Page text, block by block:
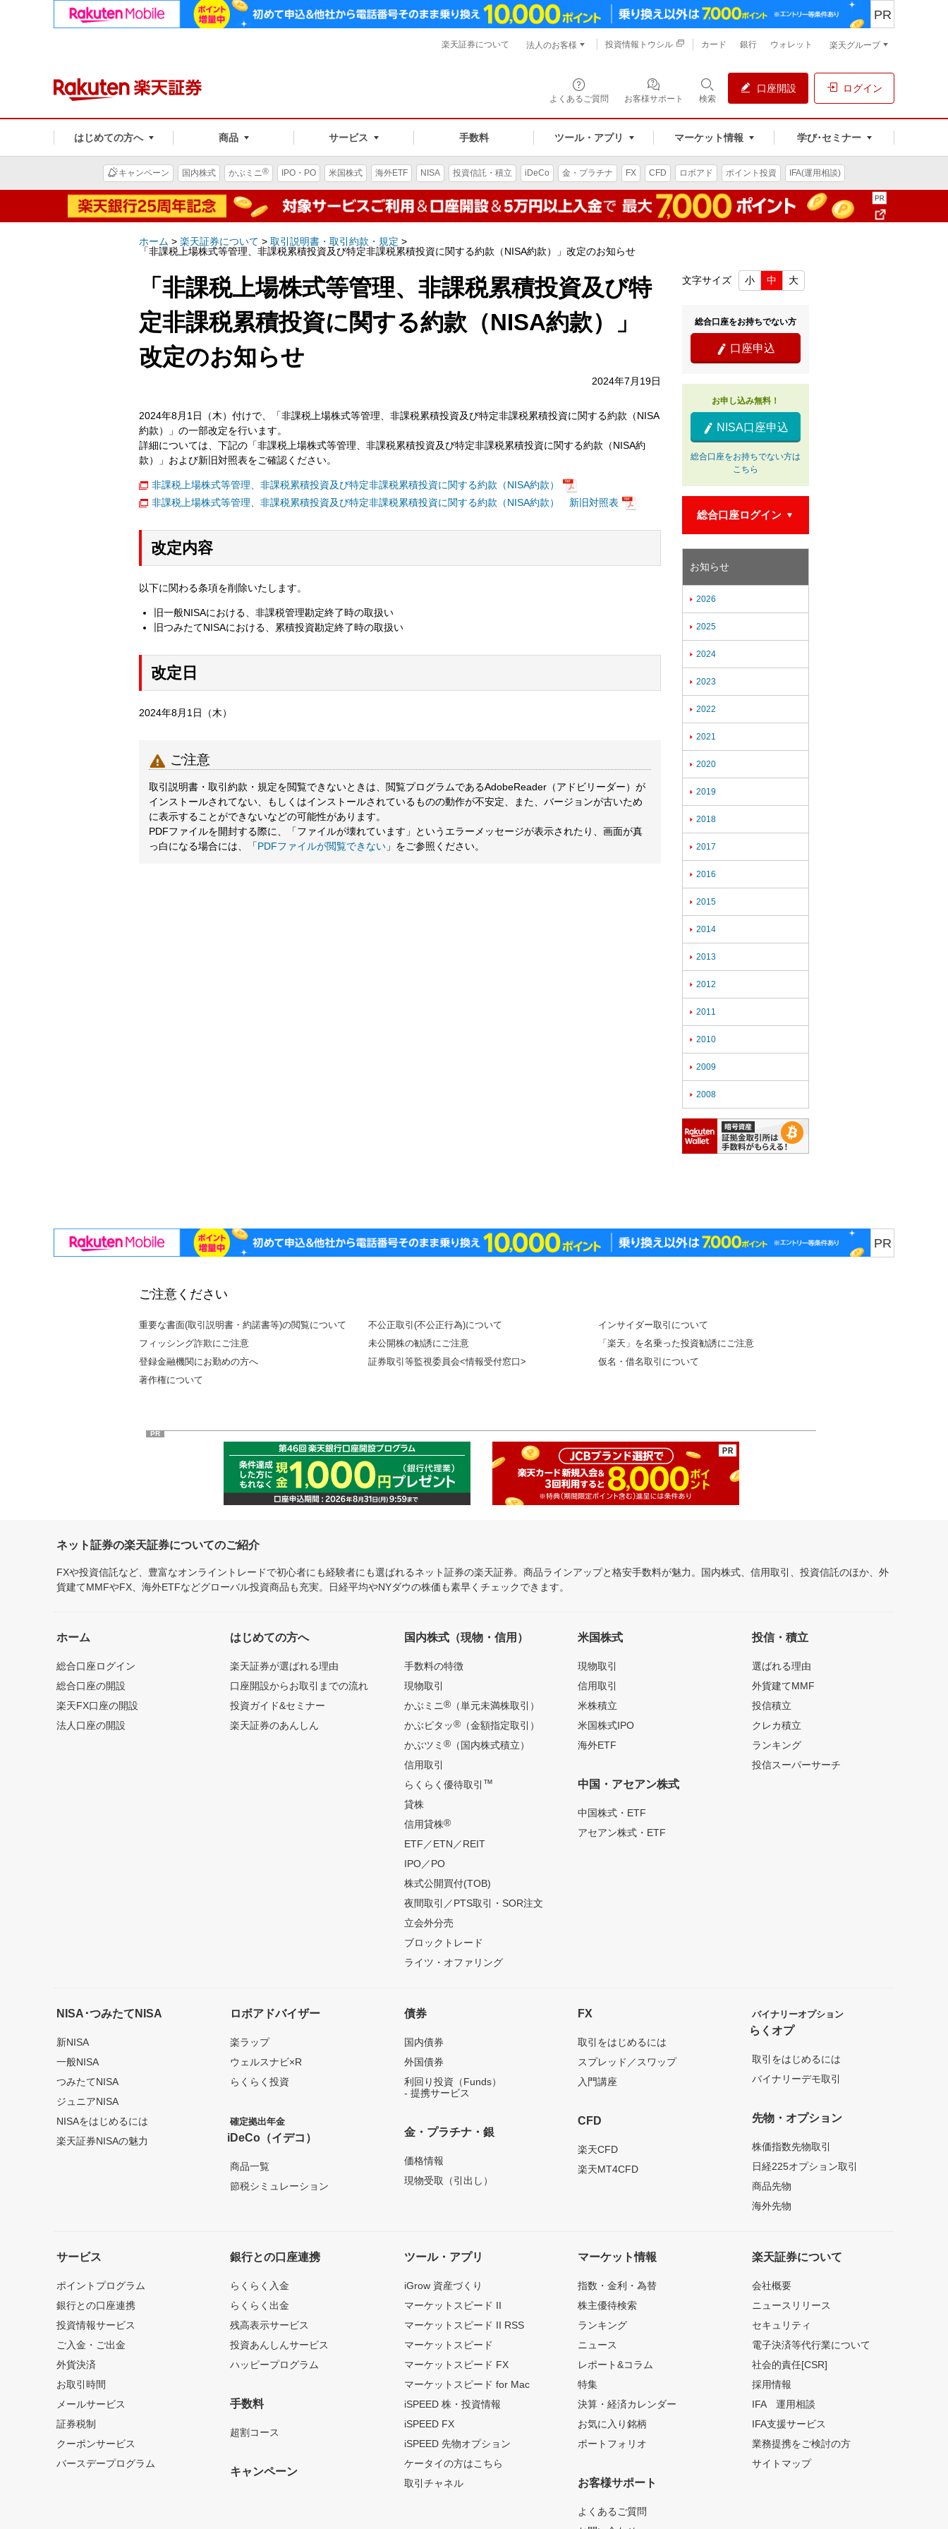
よくあるご質問 お客様サポート 検索
口座開設 ログイン
はじめての方へ 商品 サービス 手数料 ツール・アプリ マーケット情報 学び･セミナー
PR
楽天証券について 法人のお客様 投資情報トウシル カード 銀行 ウォレット 楽天グループ
キャンペーン 国内株式 かぶミニ® IPO・PO 米国株式 海外ETF NISA 投資信託・積立 iDeCo 金・プラチナ FX CFD ロボアド ポイント投資 IFA(運用相談)
ホーム > 楽天証券について > 取引説明書・取引約款・規定 >
「非課税上場株式等管理、非課税累積投資及び特定非課税累積投資に関する約款（NISA約款）」改定のお知らせ
「非課税上場株式等管理、非課税累積投資及び特
定非課税累積投資に関する約款（NISA約款）」
改定のお知らせ
2024年7月19日
2024年8月1日（木）付けで、「非課税上場株式等管理、非課税累積投資及び特定非課税累積投資に関する約款（NISA
約款）」の一部改定を行います。
詳細については、下記の「非課税上場株式等管理、非課税累積投資及び特定非課税累積投資に関する約款（NISA約
款）」および新旧対照表をご確認ください。
非課税上場株式等管理、非課税累積投資及び特定非課税累積投資に関する約款（NISA約款）
非課税上場株式等管理、非課税累積投資及び特定非課税累積投資に関する約款（NISA約款） 新旧対照表
改定内容
以下に関わる条項を削除いたします。
旧一般NISAにおける、非課税管理勘定終了時の取扱い
旧つみたてNISAにおける、累積投資勘定終了時の取扱い
改定日
2024年8月1日（木）
 ご注意
取引説明書・取引約款・規定を閲覧できないときは、閲覧プログラムであるAdobeReader（アドビリーダー）が
インストールされてない、もしくはインストールされているものの動作が不安定、また、バージョンが古いため
に表示することができないなどの可能性があります。
PDFファイルを開封する際に、「ファイルが壊れています」というエラーメッセージが表示されたり、画面が真
っ白になる場合には、「PDFファイルが閲覧できない 」をご参照ください。
文字サイズ 小 中 大
総合口座をお持ちでない方
 口座申込
お申し込み無料！
 NISA口座申込
総合口座をお持ちでない方は
こちら
総合口座ログイン
お知らせ
 2026
 2025
 2024
 2023
 2022
 2021
 2020
 2019
 2018
 2017
 2016
 2015
 2014
 2013
 2012
 2011
 2010
 2009
 2008
PR
ご注意ください
重要な書面(取引説明書・約諾書等)の閲覧について
フィッシング詐欺にご注意
登録金融機関にお勤めの方へ
著作権について
不公正取引(不公正行為)について
未公開株の勧誘にご注意
証券取引等監視委員会<情報受付窓口>
インサイダー取引について
「楽天」を名乗った投資勧誘にご注意
仮名・借名取引について
PR
ネット証券の楽天証券についてのご紹介
FXや投資信託など、豊富なオンライントレードで初心者にも経験者にも選ばれるネット証券の楽天証券。商品ラインアップと格安手数料が魅力。国内株式、信用取引、投資信託のほか、外
貨建てMMFやFX、海外ETFなどグローバル投資商品も充実。日経平均やNYダウの株価も素早くチェックできます。
ホーム
総合口座ログイン
総合口座の開設
楽天FX口座の開設
法人口座の開設
はじめての方へ
楽天証券が選ばれる理由
口座開設からお取引までの流れ
投資ガイド&セミナー
楽天証券のあんしん
国内株式（現物・信用）
手数料の特徴
現物取引
かぶミニ®（単元未満株取引）
かぶピタッ®（金額指定取引）
かぶツミ ®（国内株式積立）
信用取引
らくらく優待取引 ™
貸株
信用貸株®
ETF／ETN／REIT
IPO／PO
株式公開買付(TOB)
夜間取引／PTS取引・SOR注文
立会外分売
ブロックトレード
ライツ・オファリング
米国株式
現物取引
信用取引
米株積立
米国株式IPO
海外ETF
中国・アセアン株式
中国株式・ETF
アセアン株式・ETF
投信・積立
選ばれる理由
外貨建てMMF
投信積立
クレカ積立
ランキング
投信スーパーサーチ
NISA･つみたてNISA
新NISA
一般NISA
つみたてNISA
ジュニアNISA
NISAをはじめるには
楽天証券NISAの魅力
ロボアドバイザー
楽ラップ
ウェルスナビ×R
らくらく投資
確定拠出年金
iDeCo（イデコ）
商品一覧
節税シミュレーション
債券
国内債券
外国債券
利回り投資（Funds）
- 提携サービス
金・プラチナ・銀
価格情報
現物受取（引出し）
FX
取引をはじめるには
スプレッド／スワップ
入門講座
CFD
楽天CFD
楽天MT4CFD
バイナリーオプション
らくオプ
取引をはじめるには
バイナリーデモ取引
先物・オプション
株価指数先物取引
日経225オプション取引
商品先物
海外先物
サービス
ポイントプログラム
銀行との口座連携
投資情報サービス
ご入金・ご出金
外貨決済
お取引時間
メールサービス
証券税制
クーポンサービス
バースデープログラム
銀行との口座連携
らくらく入金
らくらく出金
残高表示サービス
投資あんしんサービス
ハッピープログラム
手数料
超割コース
キャンペーン
ツール・アプリ
iGrow 資産づくり
マーケットスピード II
マーケットスピード II RSS
マーケットスピード
マーケットスピード FX
マーケットスピード for Mac
iSPEED 株・投資情報
iSPEED FX
iSPEED 先物オプション
ケータイの方はこちら
取引チャネル
マーケット情報
指数・金利・為替
株主優待検索
ランキング
ニュース
レポート&コラム
特集
決算・経済カレンダー
お気に入り銘柄
ポートフォリオ
お客様サポート
よくあるご質問
楽天証券について
会社概要
ニュースリリース
セキュリティ
電子決済等代行業について
社会的責任[CSR]
採用情報
IFA 運用相談
IFA支援サービス
業務提携をご検討の方
サイトマップ